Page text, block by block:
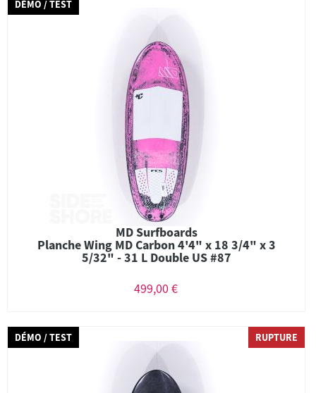
DÉMO / TEST
MD Surfboards
Planche Wing MD Carbon 4'4" x 18 3/4" x 3
5/32" - 31 L Double US #87
499,00 €
DÉMO / TEST RUPTURE